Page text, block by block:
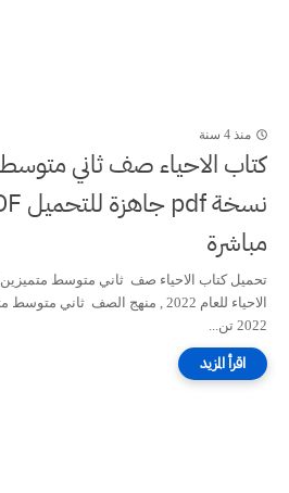
منذ 4 سنة
مباشرة
الاحياء للعام 2022 , منهج الصف
2022 تن...